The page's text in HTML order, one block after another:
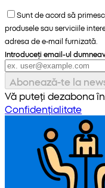
Sunt de acord să
produsele sau serviciile
adresa de e-mail furnizată.
Introduceți email-ul
Abonează-te la
Vă puteți dezabona
Confidențialitate